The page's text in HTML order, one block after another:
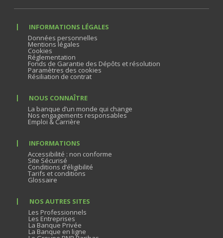
INFORMATIONS LÉGALES
Données personnelles
Mentions légales
Cookies
Réglementation
Fonds de Garantie des Dépôts et résolution
Paramètres des cookies
Résiliation de contrat
NOUS CONNAÎTRE
La banque d’un monde qui change
Nos engagements responsables
Emploi & Carrière
INFORMATIONS
Accessibilité : non conforme
Site Sécurisé
Conditions d’éligibilité
Tarifs et conditions
Glossaire
NOS AUTRES SITES
Les Professionnels
Les Entreprises
La Banque Privée
La Banque en ligne